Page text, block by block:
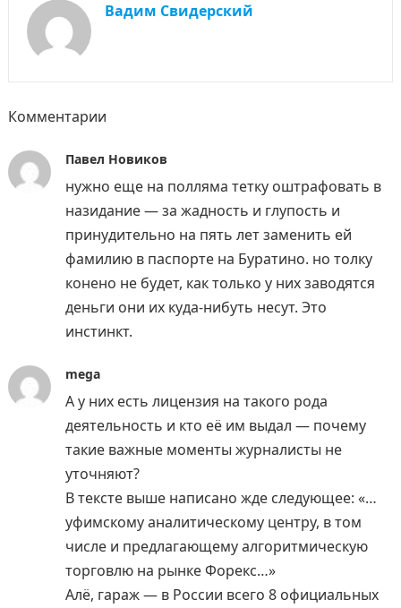
Вадим Свидерский
Комментарии
Павел Новиков
нужно еще на полляма тетку оштрафовать в
назидание — за жадность и глупость и
принудительно на пять лет заменить ей
фамилию в паспорте на Буратино. но толку
конено не будет, как только у них заводятся
деньги они их куда-нибуть несут. Это
инстинкт.
mega
А у них есть лицензия на такого рода
деятельность и кто её им выдал — почему
такие важные моменты журналисты не
уточняют?
В тексте выше написано жде следующее: «…
уфимскому аналитическому центру, в том
числе и предлагающему алгоритмическую
торговлю на рынке Форекс…»
Алё, гараж — в России всего 8 официальных